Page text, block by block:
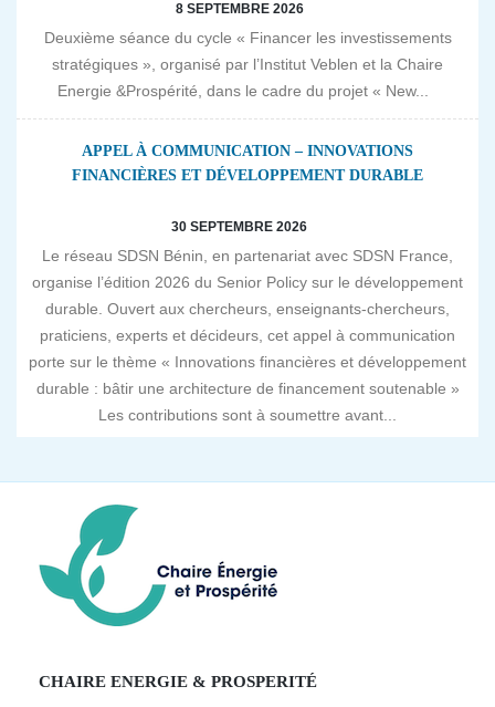
8 SEPTEMBRE 2026
Deuxième séance du cycle « Financer les investissements
stratégiques », organisé par l’Institut Veblen et la Chaire
Energie &Prospérité, dans le cadre du projet « New...
APPEL À COMMUNICATION – INNOVATIONS
FINANCIÈRES ET DÉVELOPPEMENT DURABLE
30 SEPTEMBRE 2026
Le réseau SDSN Bénin, en partenariat avec SDSN France,
organise l’édition 2026 du Senior Policy sur le développement
durable. Ouvert aux chercheurs, enseignants-chercheurs,
praticiens, experts et décideurs, cet appel à communication
porte sur le thème « Innovations financières et développement
durable : bâtir une architecture de financement soutenable »
Les contributions sont à soumettre avant...
CHAIRE ENERGIE & PROSPERITÉ